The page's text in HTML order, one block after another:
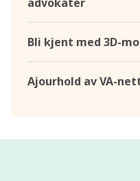
Bli kjent med 3D-
Ajourhold av VA-